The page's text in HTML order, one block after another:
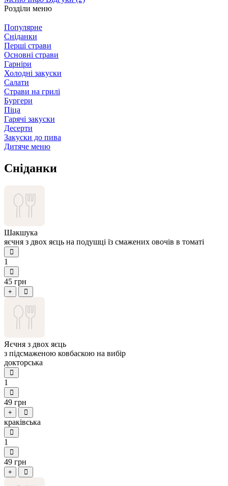
Розділи меню
Популярне
Сніданки
Перші страви
Основні страви
Гарніри
Холодні закуски
Салати
Страви на грилі
Бургери
Піца
Гарячі закуски
Десерти
Закуски до пива
Дитяче меню
Сніданки
Шакшука
яєчня з двох яєць на подушці їз смажених овочів в томаті
1
45 грн
+
Яєчня з двох яєць
з підсмаженою ковбаскою на вибір
докторська
1
49 грн
+
краківська
1
49 грн
+